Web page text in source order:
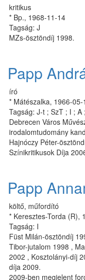
kritikus
* Bp., 1968-11-14
Tagság: J
MZs-ösztöndíj 1998.
Papp
író
* Mátészalka, 1966-05-
Tagság: J-t ; SzT ; I ; A
Debrecen Város
irodalomtudomány
Hajnóczy Péter-
Színikritikusok Díja
Papp
költő, műfordító
* Keresztes-Torda (R),
Tagság: I
Füst Milán-ösztöndíj
Tibor-jutalom 1998 ,
2002 , Kosztolányi-díj
díja 2009.
2009-ben megjelent